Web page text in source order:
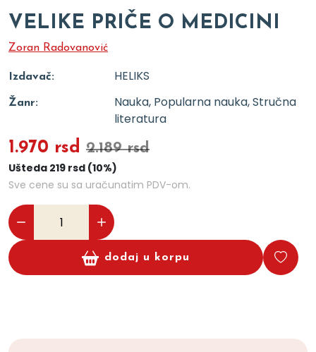
VELIKE PRIČE O MEDICINI
Zoran Radovanović
Izdavač: HELIKS
Žanr:
Nauka, Popularna nauka, Stručna
literatura
1.970 rsd 2.189 rsd
Ušteda 219 rsd (10%)
Sve cene su sa uračunatim PDV-om.
dodaj u korpu